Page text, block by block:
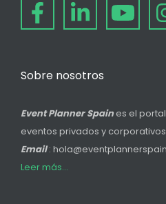
Sobre nosotros
Event Planner Spain es el
eventos privados y corporativos
Email:
Leer más...